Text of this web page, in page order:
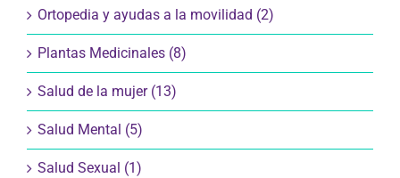
Ortopedia y ayudas a la movilidad (2)
Plantas Medicinales (8)
Salud de la mujer (13)
Salud Mental (5)
Salud Sexual (1)